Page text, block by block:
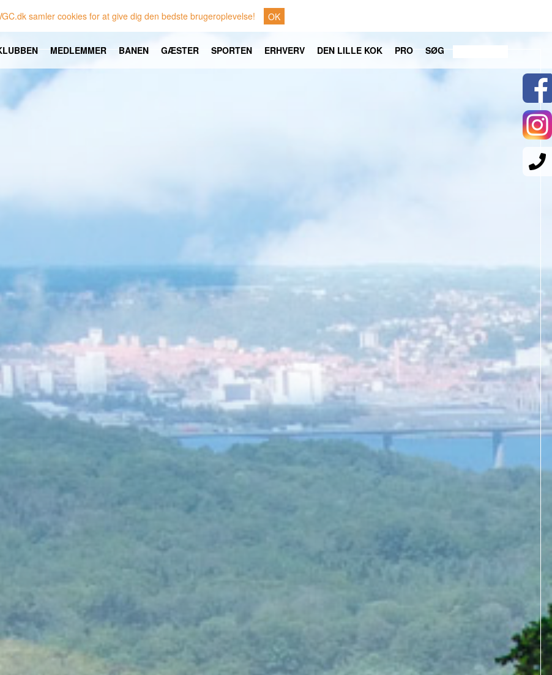
samler cookies for at give dig den bedste brugeroplevelse! OK
MEDLEMMER BANEN GÆSTER SPORTEN ERHVERV DEN LILLE KOK PRO SØG